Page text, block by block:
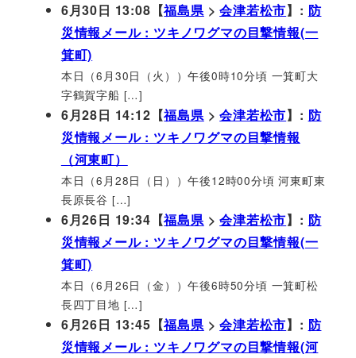
6月30日 13:08【福島県>会津若松市】: 防
災情報メール : ツキノワグマの目撃情報(一
箕町)
本日（6月30日（火））午後0時10分頃 一箕町大
字鶴賀字船 […]
6月28日 14:12【福島県>会津若松市】: 防
災情報メール : ツキノワグマの目撃情報
（河東町）
本日（6月28日（日））午後12時00分頃 河東町東
長原長谷 […]
6月26日 19:34【福島県>会津若松市】: 防
災情報メール : ツキノワグマの目撃情報(一
箕町)
本日（6月26日（金））午後6時50分頃 一箕町松
長四丁目地 […]
6月26日 13:45【福島県>会津若松市】: 防
災情報メール : ツキノワグマの目撃情報(河